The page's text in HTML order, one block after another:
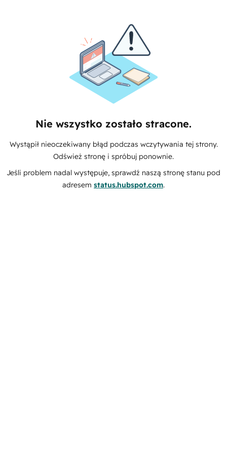
Nie wszystko zostało stracone.
Wystąpił nieoczekiwany błąd podczas wczytywania tej strony.
Odśwież stronę i spróbuj ponownie.
Jeśli problem nadal występuje, sprawdź naszą stronę stanu pod
adresem status.hubspot.com.